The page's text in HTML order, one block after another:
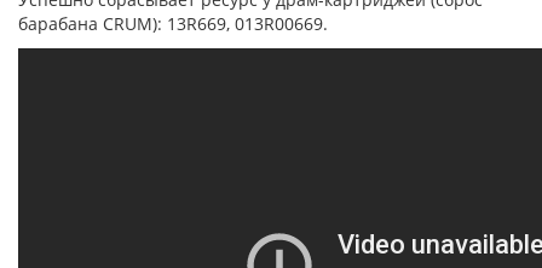
барабана CRUM): 13R669, 013R00669.